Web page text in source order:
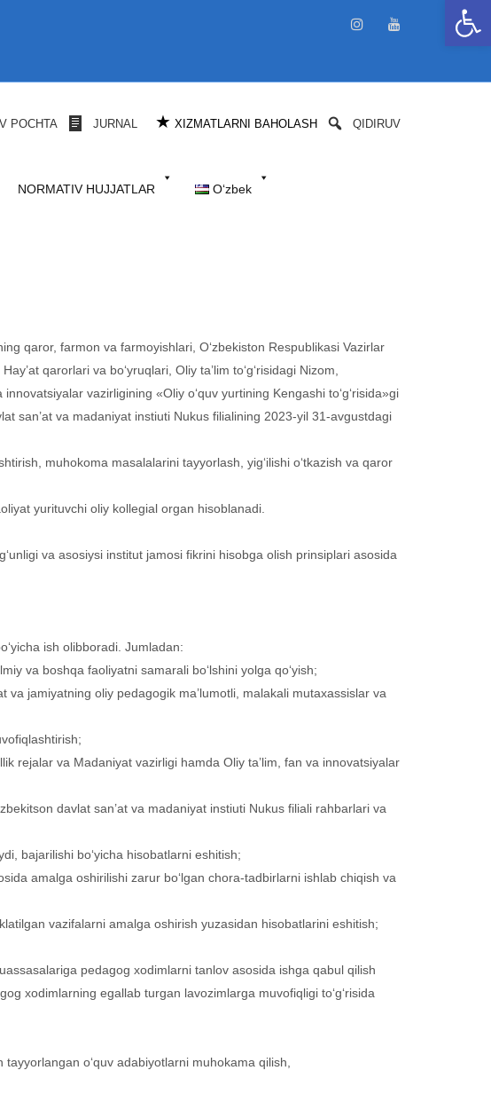
POCHTA JURNAL ★ XIZMATLARNI BAHOLASH QIDIRUV
NORMATIV HUJJATLAR Oʻzbek
qaror, farmon va farmoyishlari, O‘zbekiston Respublikasi Vazirlar
qarorlari va bo‘yruqlari, Oliy ta’lim to‘g‘risidagi Nizom,
vazirligining «Oliy o‘quv yurtining Kengashi to‘g‘risida»gi
san’at va madaniyat instiuti Nukus filialining 2023-yil 31-avgustdagi
muhokoma masalalarini tayyorlash, yig‘ilishi o‘tkazish va qaror
yurituvchi oliy kollegial organ hisoblanadi.
va asosiysi institut jamosi fikrini hisobga olish prinsiplari asosida
ish olibboradi. Jumladan:
va boshqa faoliyatni samarali bo‘lshini yolga qo‘yish;
jamiyatning oliy pedagogik ma’lumotli, malakali mutaxassislar va
rejalar va Madaniyat vazirligi hamda Oliy ta’lim, fan va innovatsiyalar
davlat san’at va madaniyat instiuti Nukus filiali rahbarlari va
bajarilishi bo‘yicha hisobatlarni eshitish;
amalga oshirilishi zarur bo‘lgan chora-tadbirlarni ishlab chiqish va
vazifalarni amalga oshirish yuzasidan hisobatlarini eshitish;
pedagog xodimlarni tanlov asosida ishga qabul qilish
xodimlarning egallab turgan lavozimlarga muvofiqligi to‘g‘risida
o‘quv adabiyotlarni muhokama qilish,